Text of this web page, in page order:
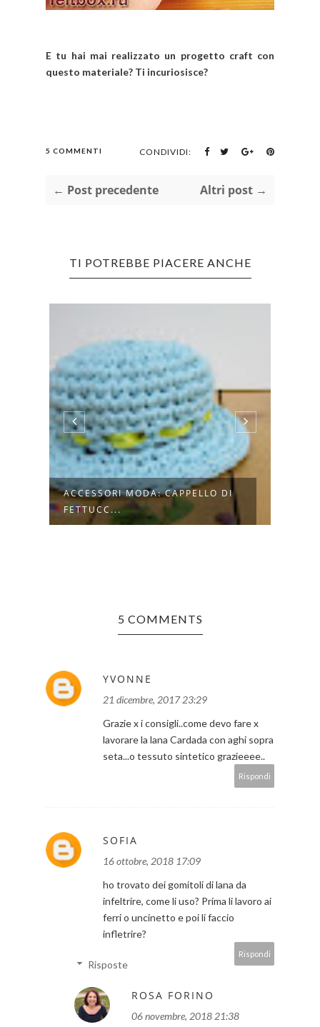
E tu hai mai realizzato un progetto craft con
questo materiale? Ti incuriosisce?
5 COMMENTI CONDIVIDI:
← Post precedente Altri post →
TI POTREBBE PIACERE ANCHE
ACCESSORI MODA: CAPPELLO DI
FETTUCC...
5 COMMENTS
YVONNE
21 dicembre, 2017 23:29
Grazie x i consigli..come devo fare x
lavorare la lana Cardada con aghi sopra
seta...o tessuto sintetico grazieeee..
Rispondi
SOFIA
16 ottobre, 2018 17:09
ho trovato dei gomitoli di lana da
infeltrire, come li uso? Prima li lavoro ai
ferri o uncinetto e poi li faccio
infletrire?
Rispondi
Risposte
ROSA FORINO
06 novembre, 2018 21:38